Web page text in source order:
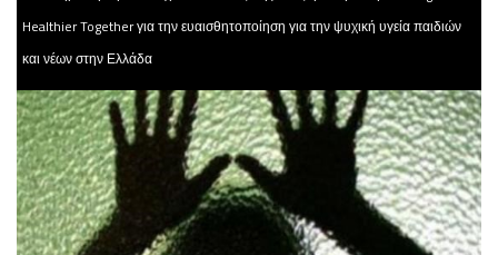
Healthier Together για την ευαισθητοποίηση για την ψυχική υγεία παιδιών
και νέων στην Ελλάδα